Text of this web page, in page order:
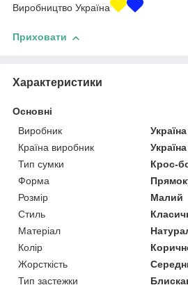
Виробництво Україна
Приховати
Характеристики
Основні
Виробник
Країна виробник
Україна
Тип сумки
Крос-
Форма
Розмір
Малий
Стиль
Матеріал
Колір
Жорсткість
Тип застежки